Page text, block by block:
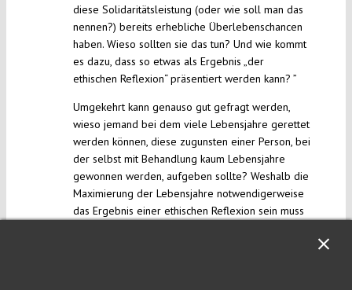
diese Solidaritätsleistung (oder wie soll man das
nennen?) bereits erhebliche Überlebenschancen
haben. Wieso sollten sie das tun? Und wie kommt
es dazu, dass so etwas als Ergebnis „der
ethischen Reflexion“ präsentiert werden kann? ”
Umgekehrt kann genauso gut gefragt werden,
wieso jemand bei dem viele Lebensjahre gerettet
werden können, diese zugunsten einer Person, bei
der selbst mit Behandlung kaum Lebensjahre
gewonnen werden, aufgeben sollte? Weshalb die
Maximierung der Lebensjahre notwendigerweise
das Ergebnis einer ethischen Reflexion sein muss